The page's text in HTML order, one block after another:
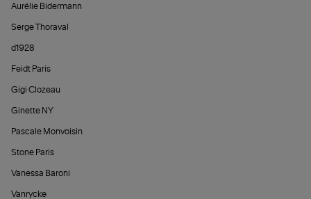
Aurélie Bidermann
Serge Thoraval
d1928
Feidt Paris
Gigi Clozeau
Ginette NY
Pascale Monvoisin
Stone Paris
Vanessa Baroni
Vanrycke